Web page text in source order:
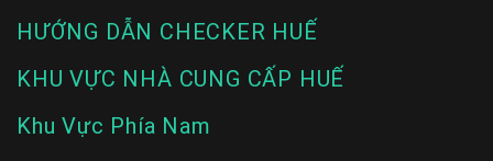
HƯỚNG DẪN CHECKER HUẾ
KHU VỰC NHÀ CUNG CẤP HUẾ
Khu Vực Phía Nam